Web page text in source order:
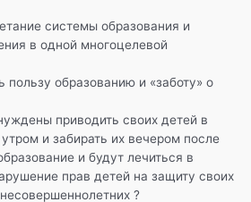
системы образования и
в одной многоцелевой
пользу образованию и «заботу» о
приводить своих детей в
и забирать их вечером после
и будут лечиться в
прав детей на защиту своих
?